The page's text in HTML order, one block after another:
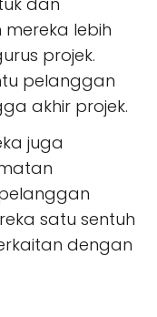
lebih
projek.
pelanggan
akhir projek.
juga
satu sentuh
dengan